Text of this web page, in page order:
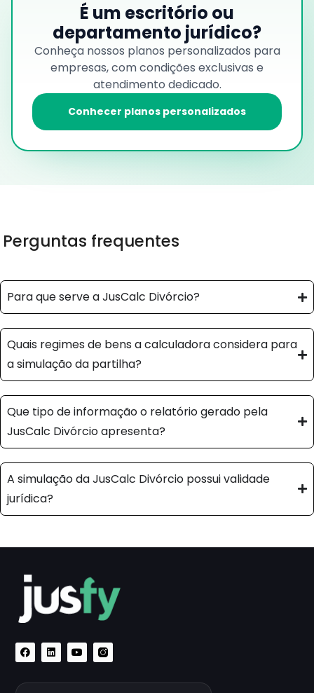
É um escritório ou
departamento jurídico?
Conheça nossos planos personalizados para
empresas, com condições exclusivas e
atendimento dedicado.
Conhecer planos personalizados
Perguntas frequentes
Para que serve a JusCalc Divórcio?
Quais regimes de bens a calculadora considera para
a simulação da partilha?
Que tipo de informação o relatório gerado pela
JusCalc Divórcio apresenta?
A simulação da JusCalc Divórcio possui validade
jurídica?